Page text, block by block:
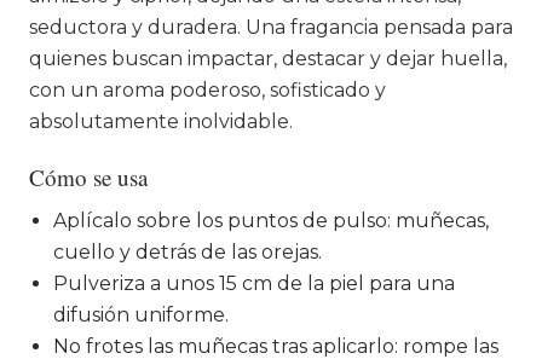
seductora y duradera. Una fragancia pensada para
quienes buscan impactar, destacar y dejar huella,
con un aroma poderoso, sofisticado y
absolutamente inolvidable.
Cómo se usa
Aplícalo sobre los puntos de pulso: muñecas,
cuello y detrás de las orejas.
Pulveriza a unos 15 cm de la piel para una
difusión uniforme.
No frotes las muñecas tras aplicarlo: rompe las